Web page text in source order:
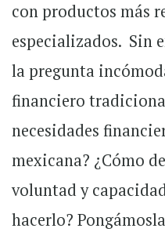
con productos más
especializados. Sin
la pregunta
financiero
necesidades
mexicana? ¿Cómo
voluntad y
hacerlo?